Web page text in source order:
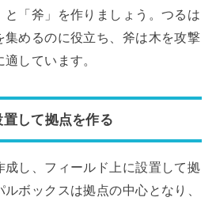
「斧」を作りましょう。つるは
集めるのに役立ち、斧は木を攻撃
しています。
して拠点を作る
成し、フィールド上に設置して拠
ボックスは拠点の中心となり、